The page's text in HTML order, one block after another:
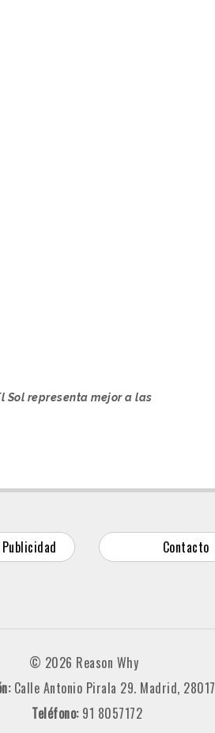
Sol representa mejor a las
Contacto
© 2026 Reason Why
Calle Antonio Pirala 29. Madrid, 28017
Teléfono: 91 8057172